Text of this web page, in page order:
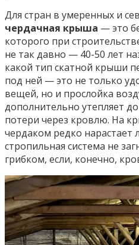
Для стран в умеренных и
чердачная крыша — это
которого при
не так давно — 40-50 лет
какой тип скатной крыши
под ней — это не только
вещей, но и прослойка
дополнительно утепляет
потери через кровлю. На
чердаком редко нарастает
стропильная система не
грибком, если, конечно,